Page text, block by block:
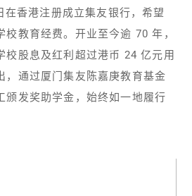
香港注册成立集友银行，希望
校教育经费。开业至今逾 70 年，
校股息及红利超过港币 24 亿元用
，通过厦门集友陈嘉庚教育基金
颁发奖助学金，始终如一地履行